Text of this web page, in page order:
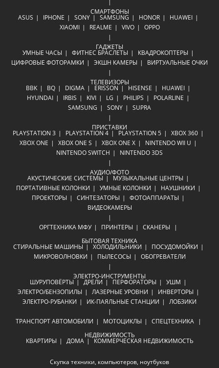
СМАРТФОНЫ
ASUS IPHONE SONY SAMSUNG HONOR
HUAWEI
XIAOMI
REALME VIVO OPPO
ГАДЖЕТЫ
УМНЫЕ ЧАСЫ ФИТНЕС БРАСЛЕТЫ
КВАДРОКОПТЕРЫ
ЦИФРОВЫЕ ФОТОРАМКИ
ЭКШН КАМЕРЫ ВИРТУАЛЬНЫЕ ОЧКИ
ТЕЛЕВИЗОРЫ
BBK BQ DIGMA ERISSON HISENSE
HUAWEI
HYUNDAI
IRBIS KIVI LG PHILIPS
POLARLINE
SAMSUNG
SONY SUPRA
ПРИСТАВКИ
PLAYSTATION 3 PLAYSTATION 4 PLAYSTATION 5
XBOX 360
XBOX ONE
XBOX ONE S XBOX ONE X
NINTENDO WII U
NINTENDO SWITCH
NINTENDO 3DS
АУДИО/ФОТО
АКУСТИЧЕСКИЕ СИСТЕМЫ
МУЗЫКАЛЬНЫЕ ЦЕНТРЫ
ПОРТАТИВНЫЕ КОЛОНКИ
УМНЫЕ КОЛОНКИ
НАУШНИКИ
ПРОЕКТОРЫ
СИНТЕЗАТОРЫ
ФОТОАППАРАТЫ
ВИДЕОКАМЕРЫ
ОРГТЕХНИКА МФУ ПРИНТЕРЫ
СКАНЕРЫ
БЫТОВАЯ ТЕХНИКА
СТИРАЛЬНЫЕ МАШИНЫ ХОЛОДИЛЬНИКИ
ПОСУДОМОЙКИ
МИКРОВОЛНОВКИ
ПЫЛЕСОСЫ ОБОГРЕВАТЕЛИ
ЭЛЕКТРО-ИНСТРУМЕНТЫ
ШУРУПОВЁРТЫ ДРЕЛИ ПЕРФОРАТОРЫ
УШМ
ЭЛЕКТРО/БЕНЗОПИЛЫ
ЛАЗЕРНЫЕ УРОВНИ
ИНВЕРТОРЫ
ЭЛЕКТРО-РУБАНКИ
ИК-ПАЯЛЬНЫЕ СТАНЦИИ ЛОБЗИКИ
ТРАНСПОРТ АВТОМОБИЛИ МОТОЦИКЛЫ
СПЕЦТЕХНИКА
НЕДВИЖИМОСТЬ
КВАРТИРЫ ДОМА КОММЕРЧЕСКАЯ НЕДВИЖИМОСТЬ
Скупка техники, компьютеров, ноутбуков